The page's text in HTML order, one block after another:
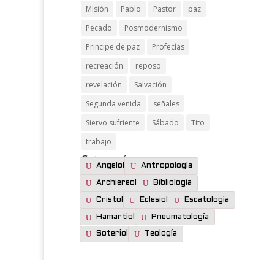
Misión
Pablo Pastor
paz
Pecado
Posmodernismo
Principe de paz
Profecías
recreación
reposo
revelación
Salvación
Segunda venida
señales
Siervo sufriente
Sábado
Tito
trabajo
Categorías:
Angelología Antropología
Archiereología Bibliología
Cristología Eclesiología Escatología
Hamartiología Pneumatología
Soteriología Teología